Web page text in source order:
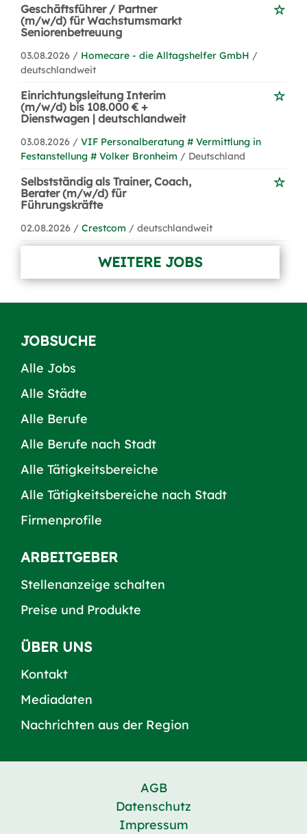
Geschäftsführer / Partner
(m/w/d) für Wachstumsmarkt
Seniorenbetreuung
03.08.2026 / Homecare - die Alltagshelfer GmbH /
deutschlandweit
Einrichtungsleitung Interim
(m/w/d) bis 108.000 € +
Dienstwagen | deutschlandweit
03.08.2026 / VIF Personalberatung # Vermittlung in
Festanstellung # Volker Bronheim / Deutschland
Selbstständig als Trainer, Coach,
Berater (m/w/d) für
Führungskräfte
02.08.2026 / Crestcom / deutschlandweit
WEITERE JOBS
JOBSUCHE
Alle Jobs
Alle Städte
Alle Berufe
Alle Berufe nach Stadt
Alle Tätigkeitsbereiche
Alle Tätigkeitsbereiche nach Stadt
Firmenprofile
ARBEITGEBER
Stellenanzeige schalten
Preise und Produkte
ÜBER UNS
Kontakt
Mediadaten
Nachrichten aus der Region
AGB
Datenschutz
Impressum